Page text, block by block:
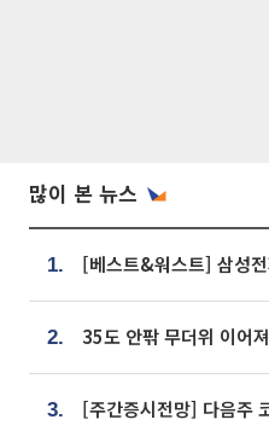
많이 본 뉴스
1.
2.
3.